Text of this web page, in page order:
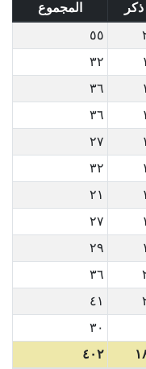
ذكر
المجموع
٥٥
٣٢
٣٦
٣٦
٢٧
٣٢
٢١
٢٧
٢٩
٣٦
٤١
٣٠
٤٠٢